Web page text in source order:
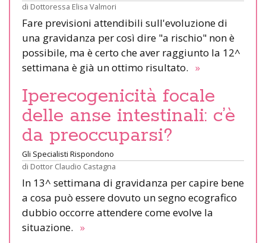
di Dottoressa Elisa Valmori
Fare previsioni attendibili sull'evoluzione di
una gravidanza per così dire "a rischio" non è
possibile, ma è certo che aver raggiunto la 12^
settimana è già un ottimo risultato. »
Iperecogenicità focale
delle anse intestinali: c’è
da preoccuparsi?
Gli Specialisti Rispondono
di Dottor Claudio Castagna
In 13^ settimana di gravidanza per capire bene
a cosa può essere dovuto un segno ecografico
dubbio occorre attendere come evolve la
situazione. »